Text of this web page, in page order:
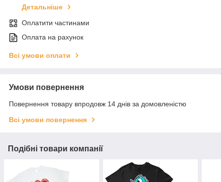
Детальніше
Оплатити частинами
Оплата на рахунок
Всі умови оплати
Умови повернення
Повернення товару впродовж 14 днів за домовленістю
Всі умови повернення
Подібні товари компанії